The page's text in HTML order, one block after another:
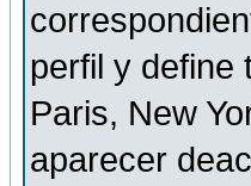
perfil y define
Paris, New
aparecer